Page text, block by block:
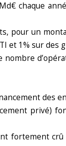
chaque
pour un
et 1% sur des
des
privé)
fortement crû